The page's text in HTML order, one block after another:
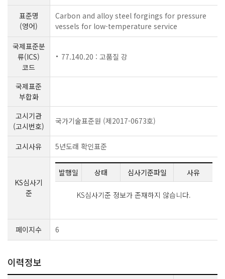
표준명
(영어)
Carbon and alloy steel forgings for pressure
vessels for low-temperature service
국제표준분
류(ICS)
코드
77.140.20 : 고품질 강
국제표준
부합화
고시기관
(고시번호)
국가기술표준원 (제2017-0673호)
고시사유 5년도래 확인표준
KS심사기
준
발행일 상태 심사기준파일 사유
KS심사기준 정보가 존재하지 않습니다.
페이지수 6
이력정보